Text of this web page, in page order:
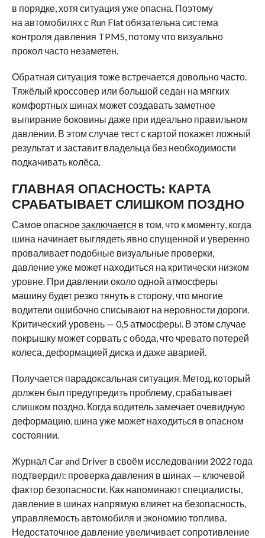
в порядке, хотя ситуация уже опасна. Поэтому
на автомобилях с Run Flat обязательна система
контроля давления TPMS, потому что визуально
прокол часто незаметен.
Обратная ситуация тоже встречается довольно часто.
Тяжёлый кроссовер или большой седан на мягких
комфортных шинах может создавать заметное
выпирание боковины даже при идеально правильном
давлении. В этом случае тест с картой покажет ложный
результат и заставит владельца без необходимости
подкачивать колёса.
ГЛАВНАЯ ОПАСНОСТЬ: КАРТА
СРАБАТЫВАЕТ СЛИШКОМ ПОЗДНО
Самое опасноезаключается в том, что к моменту, когда
шина начинает выглядеть явно спущенной и уверенно
проваливает подобные визуальные проверки,
давление уже может находиться на критически низком
уровне. При давлении около одной атмосферы
машину будет резко тянуть в сторону, что многие
водители ошибочно списывают на неровности дороги.
Критический уровень — 0,5 атмосферы. В этом случае
покрышку может сорвать с обода, что чревато потерей
колеса, деформацией диска и даже аварией.
Получается парадоксальная ситуация. Метод, который
должен был предупредить проблему, срабатывает
слишком поздно. Когда водитель замечает очевидную
деформацию, шина уже может находиться в опасном
состоянии.
Журнал Car and Driver в своём исследовании 2022 года
подтвердил: проверка давления в шинах — ключевой
фактор безопасности. Как напоминают специалисты,
давление в шинах напрямую влияет на безопасность,
управляемость автомобиля и экономию топлива.
Недостаточное давление увеличивает сопротивление